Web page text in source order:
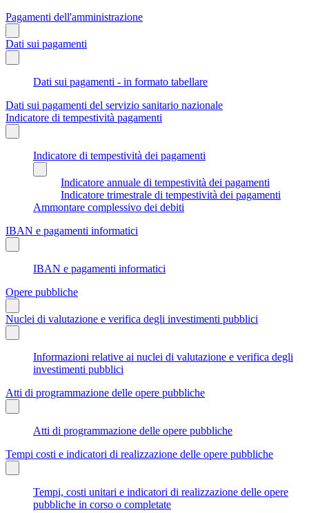
Pagamenti dell'amministrazione
Dati sui pagamenti
Dati sui pagamenti - in formato tabellare
Dati sui pagamenti del servizio sanitario nazionale
Indicatore di tempestività pagamenti
Indicatore di tempestività dei pagamenti
Indicatore annuale di tempestività dei pagamenti
Indicatore trimestrale di tempestività dei pagamenti
Ammontare complessivo dei debiti
IBAN e pagamenti informatici
IBAN e pagamenti informatici
Opere pubbliche
Nuclei di valutazione e verifica degli investimenti pubblici
Informazioni relative ai nuclei di valutazione e verifica degli
investimenti pubblici
Atti di programmazione delle opere pubbliche
Atti di programmazione delle opere pubbliche
Tempi costi e indicatori di realizzazione delle opere pubbliche
Tempi, costi unitari e indicatori di realizzazione delle opere
pubbliche in corso o completate